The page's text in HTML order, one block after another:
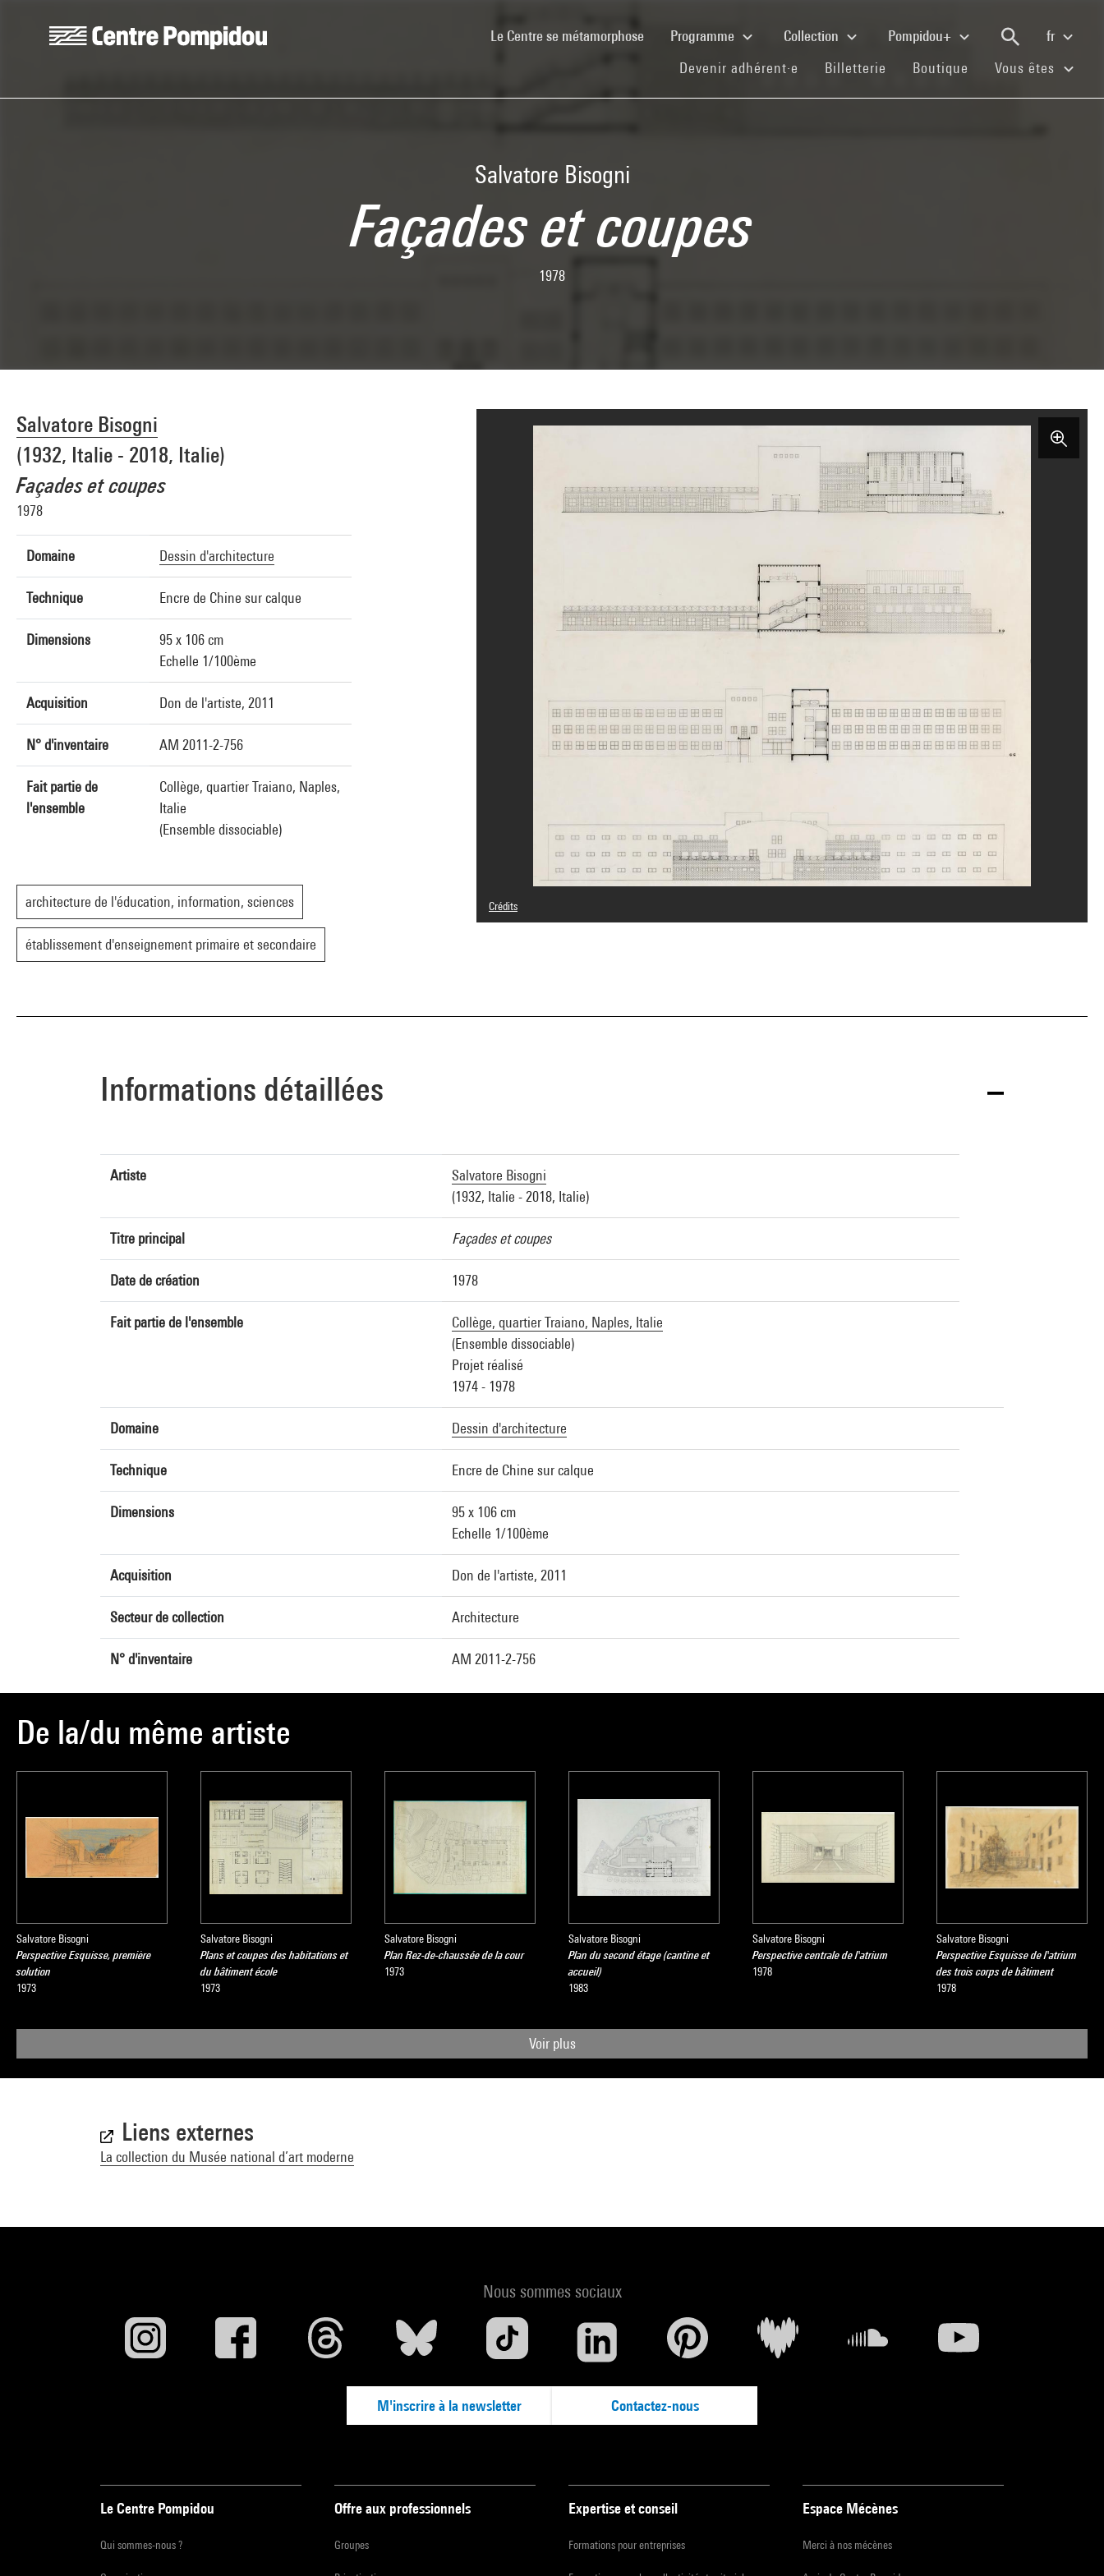
Le Centre se métamorphose(current)Programme Collection Pompidou+
fr
Devenir adhérent·e (current)
Billetterie (current)
Boutique (current)
Vous êtes
Salvatore Bisogni
Façades et coupes
1978
Salvatore Bisogni
(1932, Italie - 2018, Italie)
Façades et coupes
1978
Domaine Dessin d'architecture
Technique Encre de Chine sur calque
Dimensions
95 x 106 cm
Echelle 1/100ème
Acquisition Don de l'artiste, 2011
N° d'inventaire AM 2011-2-756
Fait partie de
l'ensemble
Collège, quartier Traiano, Naples,
Italie
(Ensemble dissociable)
architecture de l'éducation, information, sciences
établissement d'enseignement primaire et secondaire
Crédits
© Salvatore Bisogni
Informations détaillées
Artiste
Salvatore Bisogni
(1932, Italie - 2018, Italie)
Titre principal Façades et coupes
Date de création 1978
Fait partie de l'ensemble
Collège, quartier Traiano, Naples, Italie
(Ensemble dissociable)
Projet réalisé
1974 - 1978
Domaine Dessin d'architecture
Technique Encre de Chine sur calque
Dimensions
95 x 106 cm
Echelle 1/100ème
Acquisition Don de l'artiste, 2011
Secteur de collection Architecture
N° d'inventaire AM 2011-2-756
De la/du même artiste
Salvatore Bisogni
Perspective Esquisse, première
solution
1973
Salvatore Bisogni
Plans et coupes des habitations et
du bâtiment école
1973
Salvatore Bisogni
Plan Rez-de-chaussée de la cour
1973
Salvatore Bisogni
Plan du second étage (cantine et
accueil)
1983
Salvatore Bisogni
Perspective centrale de l'atrium
1978
Salvatore Bisogni
Perspective Esquisse de l'atrium
des trois corps de bâtiment
1978
Voir plus
Liens externes
La collection du Musée national d’art moderne
Nous sommes sociaux
M'inscrire à la newsletter Contactez-nous
Le Centre Pompidou
Qui sommes-nous ?
Offre aux professionnels
Groupes
Expertise et conseil
Formations pour entreprises
Espace Mécènes
Merci à nos mécènes